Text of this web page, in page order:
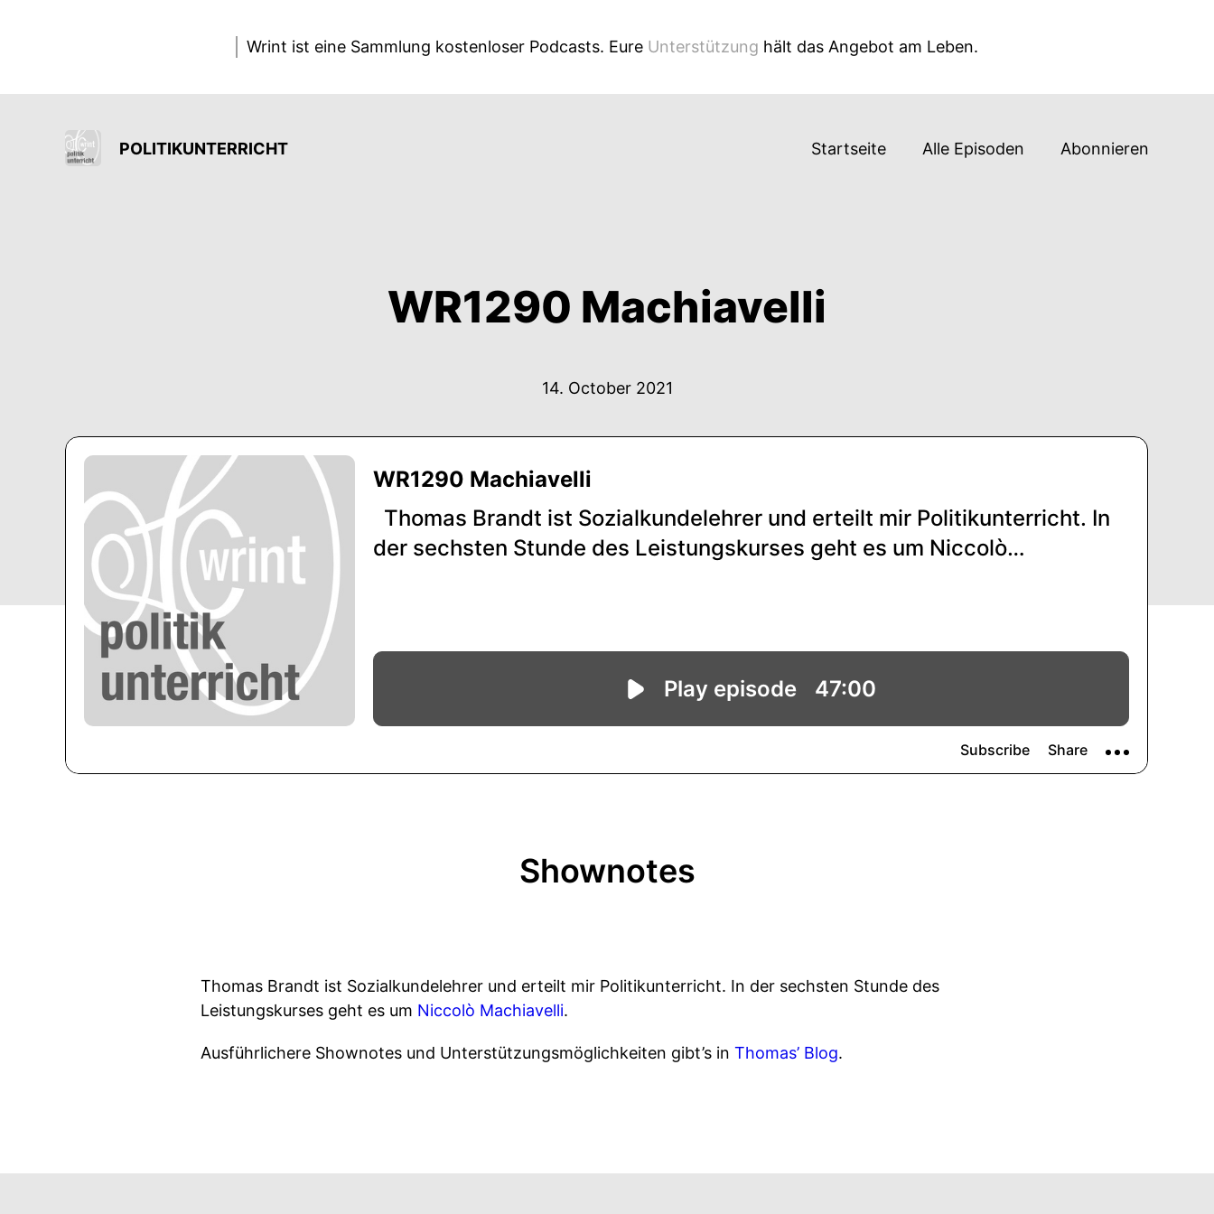
Wrint ist eine Sammlung kostenloser Podcasts. Eure Unterstützung hält das Angebot am Leben.
POLITIKUNTERRICHT Startseite Alle Episoden Abonnieren
WR1290 Machiavelli
14. October 2021
Shownotes
Thomas Brandt ist Sozialkundelehrer und erteilt mir Politikunterricht. In der sechsten Stunde des
Leistungskurses geht es um Niccolò Machiavelli.
Ausführlichere Shownotes und Unterstützungsmöglichkeiten gibt’s in Thomas’ Blog.